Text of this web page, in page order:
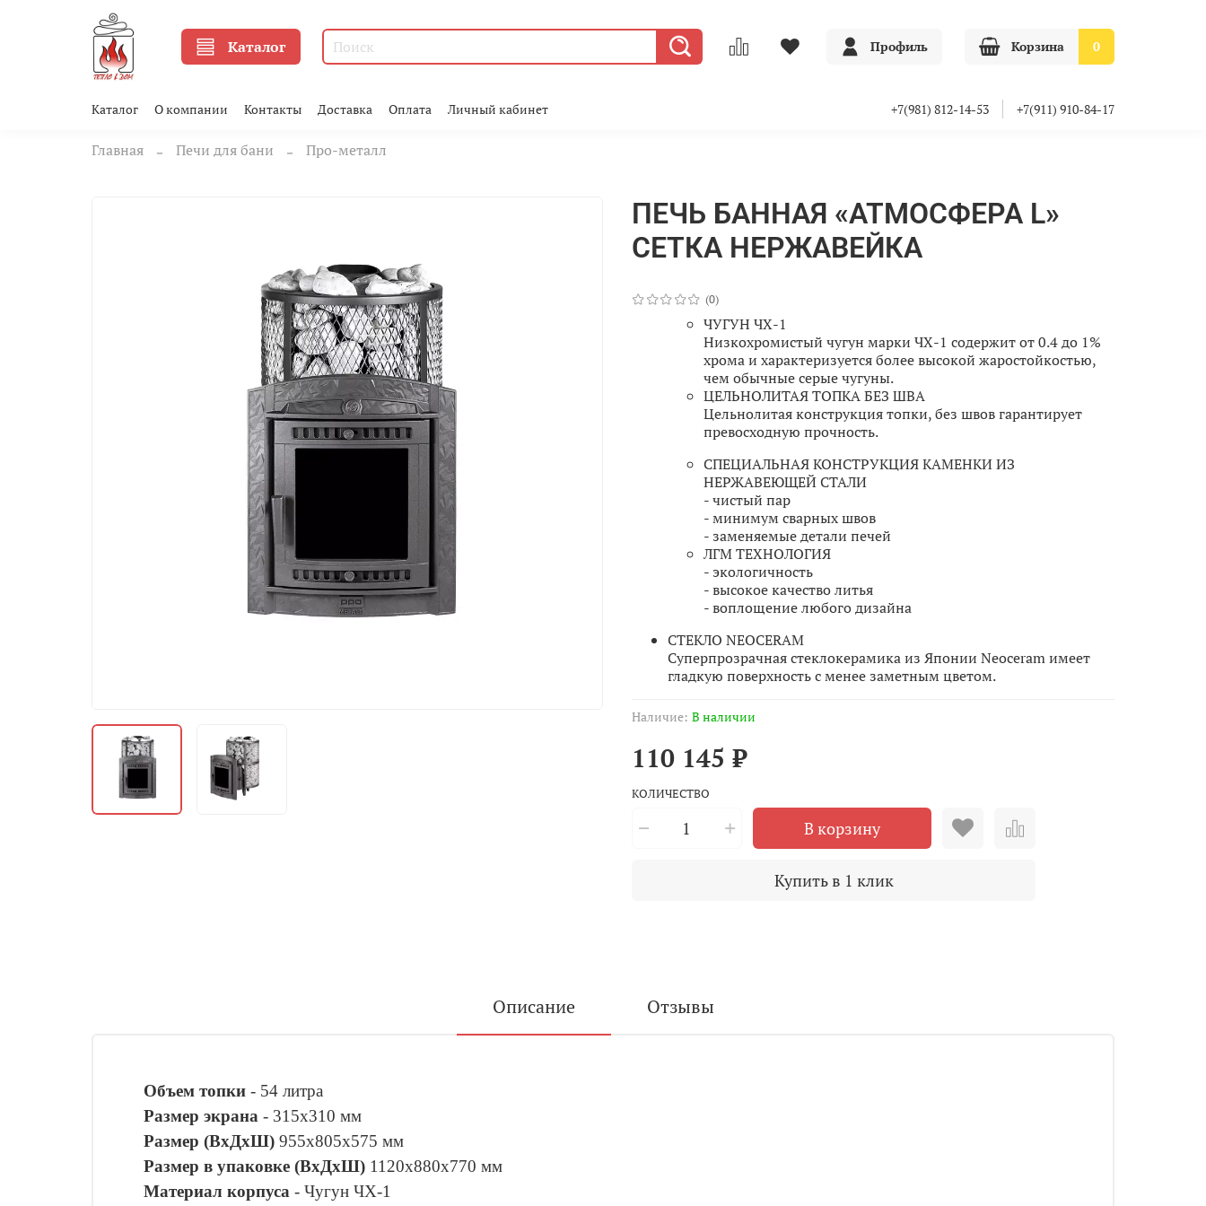
Каталог Профиль Корзина 0
Каталог О компании Контакты Доставка Оплата Личный кабинет +7(981) 812-14-53 +7(911) 910-84-17
Главная Печи для бани Про-металл
(0)
Наличие: В наличии
ПЕЧЬ БАННАЯ «АТМОСФЕРА L»
СЕТКА НЕРЖАВЕЙКА
110 145 ₽
КОЛИЧЕСТВО
В корзину
Купить в 1 клик
ЧУГУН ЧХ-1
Низкохромистый чугун марки ЧХ-1 содержит от 0.4 до 1%
хрома и характеризуется более высокой жаростойкостью,
чем обычные серые чугуны.
ЦЕЛЬНОЛИТАЯ ТОПКА БЕЗ ШВА
Цельнолитая конструкция топки, без швов гарантирует
превосходную прочность.
СПЕЦИАЛЬНАЯ КОНСТРУКЦИЯ КАМЕНКИ ИЗ
НЕРЖАВЕЮЩЕЙ СТАЛИ
- чистый пар
- минимум сварных швов
- заменяемые детали печей
ЛГМ ТЕХНОЛОГИЯ
- экологичность
- высокое качество литья
- воплощение любого дизайна
СТЕКЛО NEOCERAM
Суперпрозрачная стеклокерамика из Японии Neoceram имеет
гладкую поверхность с менее заметным цветом.
Описание Отзывы
Объем топки - 54 литра
Размер экрана - 315х310 мм
Размер (ВхДхШ) 955х805х575 мм
Размер в упаковке (ВхДхШ) 1120х880х770 мм
Материал корпуса - Чугун ЧХ-1